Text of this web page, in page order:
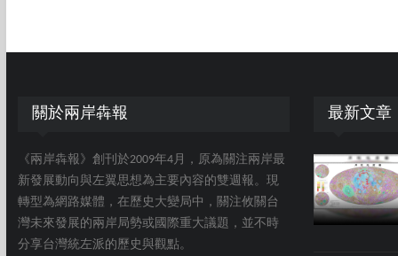
關於兩岸犇報
《兩岸犇報》創刊於2009年4月，原為關注兩岸最
新發展動向與左翼思想為主要內容的雙週報。現
轉型為網路媒體，在歷史大變局中，關注攸關台
灣未來發展的兩岸局勢或國際重大議題，並不時
分享台灣統左派的歷史與觀點。
最新文章